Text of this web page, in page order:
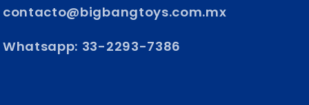
contacto@bigbangtoys.com.mx
Whatsapp: 33-2293-7386